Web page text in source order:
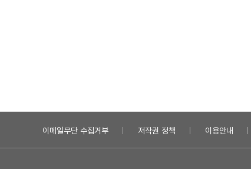
이메일무단 수집거부 저작권 정책 이용안내